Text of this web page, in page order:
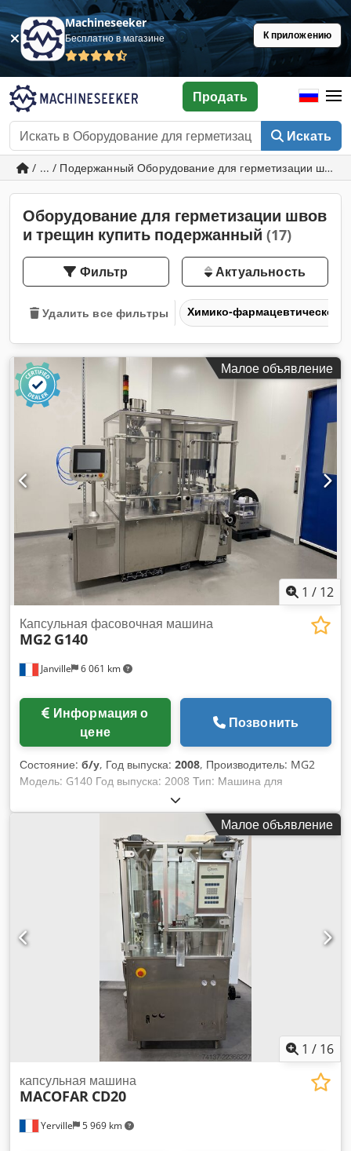
Machineseeker
Бесплатно в магазине К приложению
Искать
Продать
/ ... / Подержанный Оборудование для герметизации швов
Оборудование для герметизации швов
и трещин купить подержанный (17)
Фильтр Актуальность
Удалить все фильтры Химико-фармацевтическое
Малое объявление
1 / 12
Janville 6 061 km
Капсульная фасовочная машина
MG2 G140
цене
Позвонить
Состояние: б/у, Год выпуска: 2008, Производитель: MG2
Модель: G140 Год выпуска: 2008 Тип: Машина для
наполнения твердых капсул Максимальная
производительность: 140 000 капсул в час Djdpfxezhxv De
Ad Newa Доступные размеры: размер 0 Узел дозирования
порошка Вакуумная установка Сенсорная панель HMI SRI –
Система отбора капсул SWC – 100% Netto – система
взвешивания и контроля Отработано: 11 343 часа
Мощность: 16,8 кВт Проверено и обновлено MG2 (декабрь
2023 г.), отчет в наличии. Полный технический файл в
цифровом формате
Малое объявление
1 / 16
Yerville 5 969 km
капсульная машина
MACOFAR CD20